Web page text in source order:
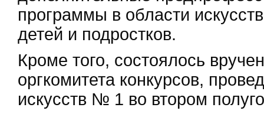
программы в области
детей и подростков.
Кроме того, состоялось
оргкомитета конкурсов,
искусств № 1 во втором